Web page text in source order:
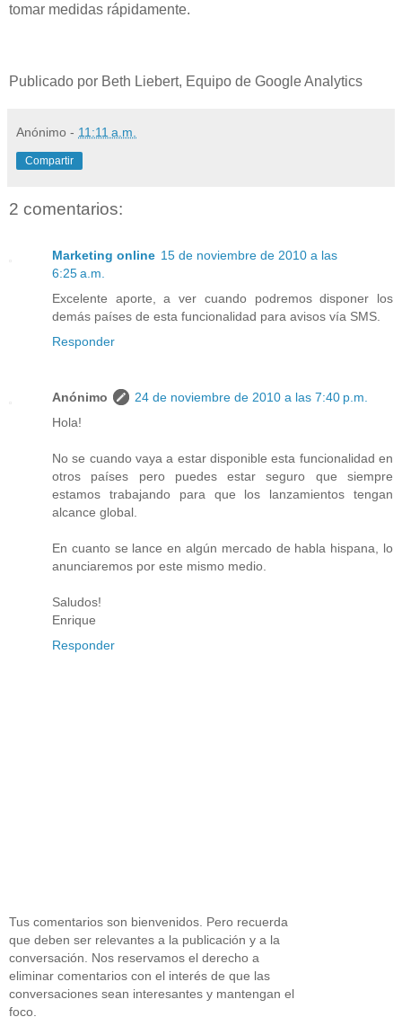
tomar medidas rápidamente.
Publicado por Beth Liebert, Equipo de Google Analytics
Anónimo - 11:11 a.m.
Compartir
2 comentarios:
Marketing online 15 de noviembre de 2010 a las
6:25 a.m.
Excelente aporte, a ver cuando podremos disponer los
demás países de esta funcionalidad para avisos vía SMS.
Responder
Anónimo
24 de noviembre de 2010 a las 7:40 p.m.
Hola!
No se cuando vaya a estar disponible esta funcionalidad en
otros países pero puedes estar seguro que siempre
estamos trabajando para que los lanzamientos tengan
alcance global.
En cuanto se lance en algún mercado de habla hispana, lo
anunciaremos por este mismo medio.
Saludos!
Enrique
Responder
Tus comentarios son bienvenidos. Pero recuerda
que deben ser relevantes a la publicación y a la
conversación. Nos reservamos el derecho a
eliminar comentarios con el interés de que las
conversaciones sean interesantes y mantengan el
foco.